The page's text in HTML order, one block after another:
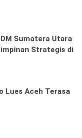
Sumatera Utara
Strategis di
Lues Aceh Terasa